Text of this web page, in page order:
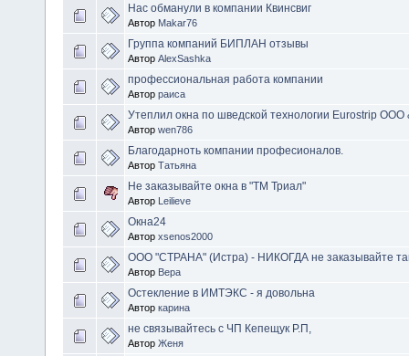
Нас обманули в компании Квинсвиг
Автор Makar76
Группа компаний БИПЛАН отзывы
Автор AlexSashka
профессиональная работа компании
Автор раиса
Утеплил окна по шведской технологии Eurostrip ООО
Автор wen786
Благодарноть компании професионалов.
Автор Татьяна
Не заказывайте окна в "ТМ Триал"
Автор Leilieve
Окна24
Автор xsenos2000
ООО "СТРАНА" (Истра) - НИКОГДА не заказывайте
Автор Вера
Остекление в ИМТЭКС - я довольна
Автор карина
не связывайтесь с ЧП Кепещук Р.П,
Автор Женя